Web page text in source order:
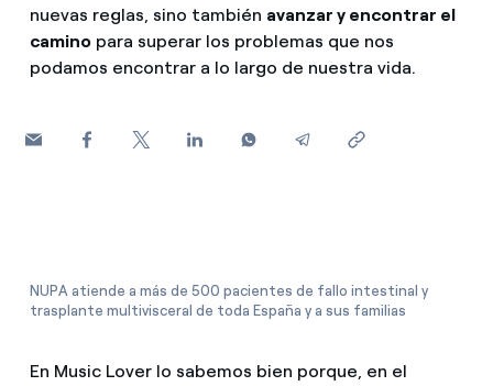
¿Cómo cambiar el titular del contrato?
¿Has recibido una oferta para cambiar de
Ofertas para autónomos y Pymes
Climatización
Estafas telefónicas
nuevas reglas, sino también avanzar y encontrar el
caminopara superar los problemas que nos
podamos encontrar a lo largo de nuestra vida.
NUPA atiende a más de 500 pacientes de fallo intestinal y
trasplante multivisceral de toda España y a sus familias
En Music Lover lo sabemos bien porque, en el